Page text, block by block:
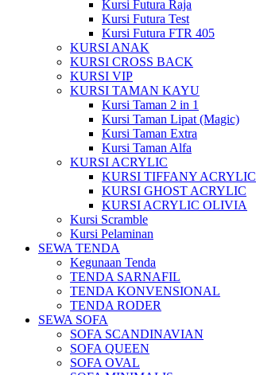
Kursi Futura Raja
Kursi Futura Test
Kursi Futura FTR 405
KURSI ANAK
KURSI CROSS BACK
KURSI VIP
KURSI TAMAN KAYU
Kursi Taman 2 in 1
Kursi Taman Lipat (Magic)
Kursi Taman Extra
Kursi Taman Alfa
KURSI ACRYLIC
KURSI TIFFANY ACRYLIC
KURSI GHOST ACRYLIC
KURSI ACRYLIC OLIVIA
Kursi Scramble
Kursi Pelaminan
SEWA TENDA
Kegunaan Tenda
TENDA SARNAFIL
TENDA KONVENSIONAL
TENDA RODER
SEWA SOFA
SOFA SCANDINAVIAN
SOFA QUEEN
SOFA OVAL